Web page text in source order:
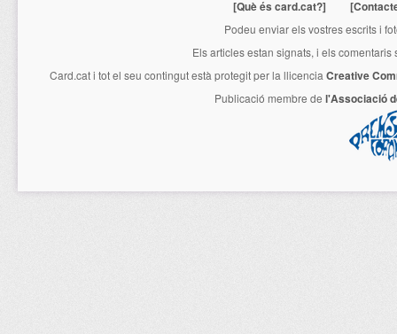
[Què és card.cat?]
Podeu enviar els vostres escrits i
Els articles estan signats, i els
Card.cati tot el seu contingut està protegit per la llicencia Creative
Publicació membre de l'Associació